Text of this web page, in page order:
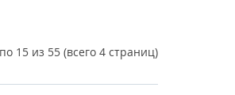
15 из 55 (всего 4 страниц)